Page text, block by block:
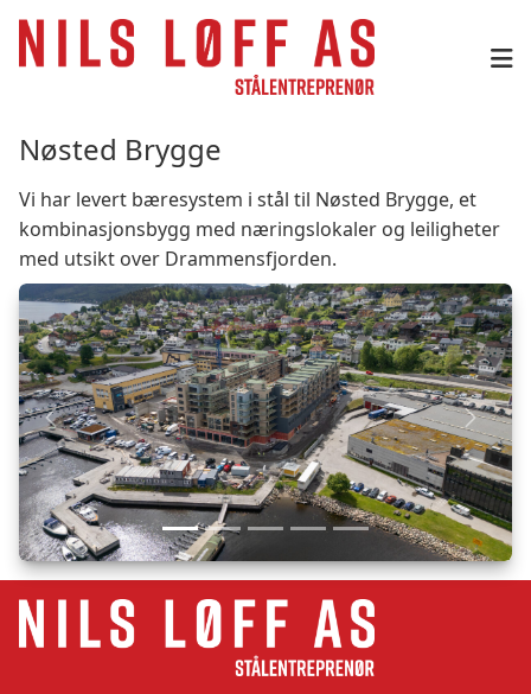
Hopp til innhold
Nøsted Brygge
Vi har levert bæresystem i stål til Nøsted Brygge, et
kombinasjonsbygg med næringslokaler og leiligheter
med utsikt over Drammensfjorden.
Forrige Neste